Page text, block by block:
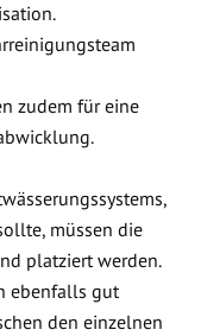
zudem für eine
müssen die
platziert werden.
ebenfalls gut
den einzelnen